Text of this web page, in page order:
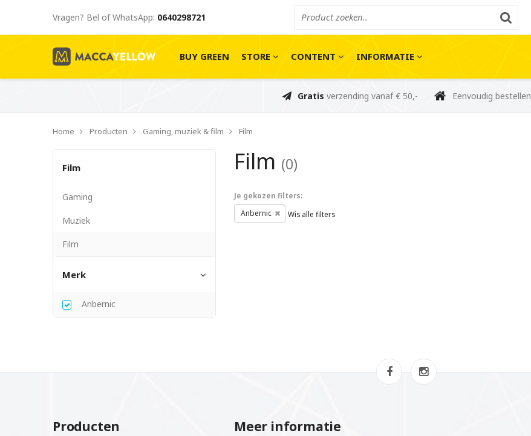
Vragen? Bel of WhatsApp: 0640298721
BUY GREEN STORE CONTENT INFORMATIE
Gratis verzending vanaf € 50,- Eenvoudig bestellen
Home Producten Gaming, muziek & film Film
Film
Gaming
Muziek
Film
Merk
Anbernic
Film (0)
Je gekozen filters:
Anbernic Wis alle filters
Producten Meer informatie